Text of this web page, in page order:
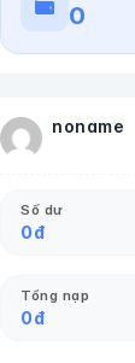
0
noname
Số dư
0đ
Tổng nạp
0đ